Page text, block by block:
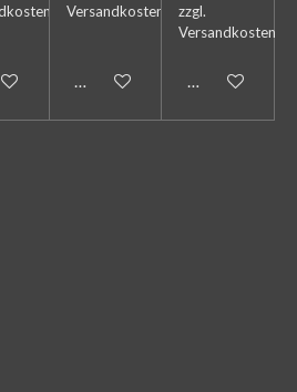
Warenkorb
Versandkosten
In den Warenkorb
zzgl.
Versandkosten
In den